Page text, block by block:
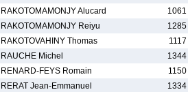
RAKOTOMAMONJY Alucard
1061
RAKOTOMAMONJY Reiyu
1285
RAKOTOVAHINY Thomas
RAUCHE Michel
1344
RENARD-FEYS Romain
1150
RERAT Jean-Emmanuel 1334